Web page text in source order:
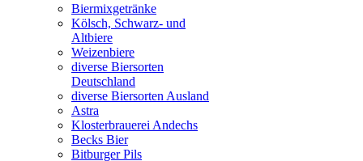
Biermixgetränke
Kölsch, Schwarz- und
Altbiere
Weizenbiere
diverse Biersorten
Deutschland
diverse Biersorten Ausland
Astra
Klosterbrauerei Andechs
Becks Bier
Bitburger Pils